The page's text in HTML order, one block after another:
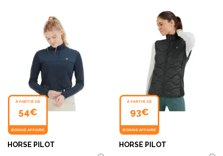
À PARTIR DE
54€
BONNE AFFAIRE
HORSE PILOT
À PARTIR DE
93€
BONNE AFFAIRE
HORSE PILOT